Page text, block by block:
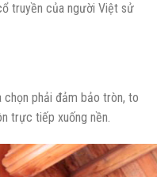
truyền của người Việt sử
phải đảm bảo tròn, to
trực tiếp xuống nền.